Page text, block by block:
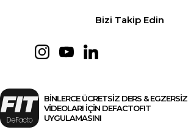
Bizi Takip Edin
BİNLERCE ÜCRETSİZ DERS & EGZERSİZ
VİDEOLARI İÇİN DEFACTOFIT
UYGULAMASINI